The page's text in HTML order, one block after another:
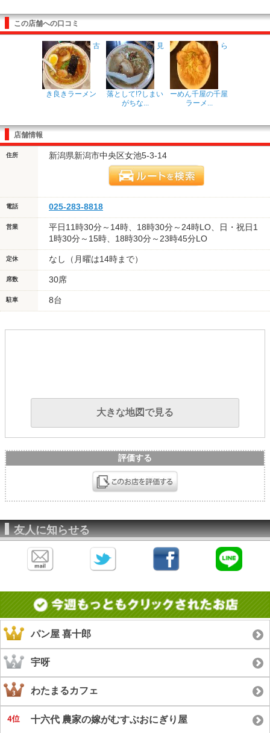
この店舗への口コミ
古
き良きラーメン
見
落として!?しまい
がちな...
ら
ーめん千屋の千屋
ラーメ...
店舗情報
住所 新潟県新潟市中央区女池5-3-14
電話 025-283-8818
営業
平日11時30分～14時、18時30分～24時LO、日・祝日1
1時30分～15時、18時30分～23時45分LO
定休 なし（月曜は14時まで）
席数 30席
駐車 8台
大きな地図で見る
評価する
友人に知らせる
パン屋 喜十郎
宇呀
わたまるカフェ
十六代 農家の嫁がむすぶおにぎり屋